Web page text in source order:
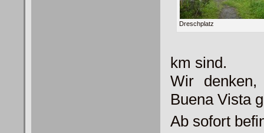
Dreschplatz
km sind.
Wir
Buena Vista
Ab sofort